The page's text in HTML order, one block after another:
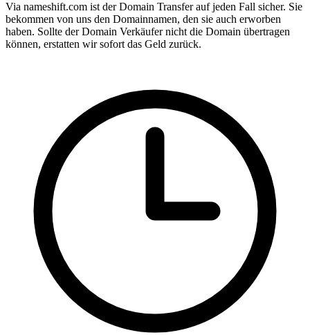
Via nameshift.com ist der Domain Transfer auf jeden Fall sicher. Sie
bekommen von uns den Domainnamen, den sie auch erworben
haben. Sollte der Domain Verkäufer nicht die Domain übertragen
können, erstatten wir sofort das Geld zurück.